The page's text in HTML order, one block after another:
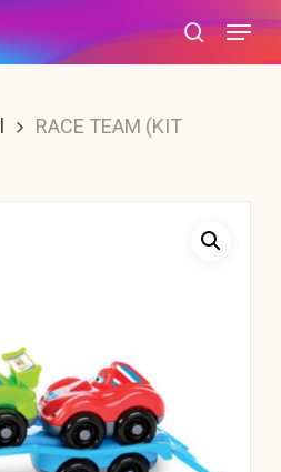
search
Menu
RACE TEAM (KIT